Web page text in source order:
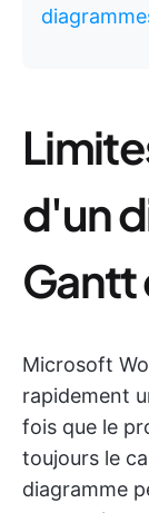
d'un
Gantt
Microsoft
rapidement
fois que le
toujours le
diagramme